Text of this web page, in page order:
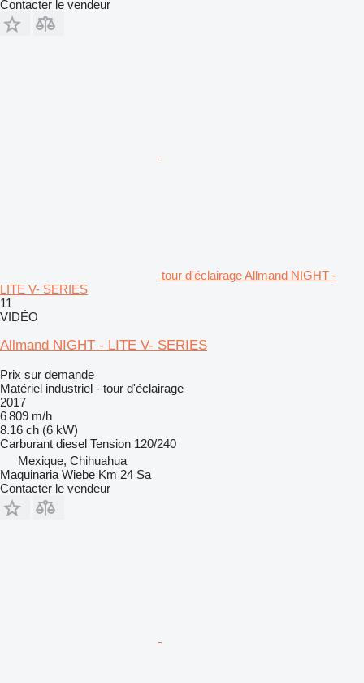
Contacter le vendeur
tour d'éclairage Allmand NIGHT -
LITE V- SERIES
11
VIDÉO
Allmand NIGHT - LITE V- SERIES
Prix sur demande
Matériel industriel - tour d'éclairage
2017
6 809 m/h
8.16 ch (6 kW)
Carburant diesel Tension 120/240
Mexique, Chihuahua
Maquinaria Wiebe Km 24 Sa
Contacter le vendeur